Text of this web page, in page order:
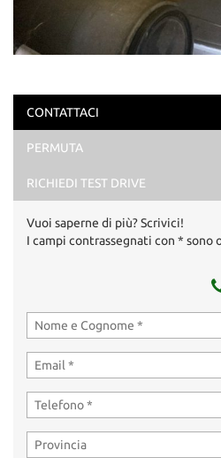
CONTATTACI
PERMUTA
RICHIEDI TEST DRIVE
Vuoi saperne di più? Scrivici!
I campi contrassegnati con * sono